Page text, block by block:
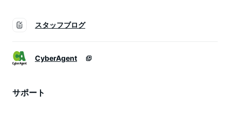
スタッフブログ
CyberAgent
サポート